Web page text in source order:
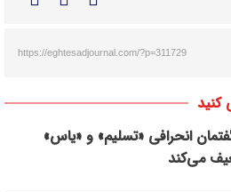
https://eghtesadjournal.com/?p=311729
انحرافی «تسلیم» و «یاس»
می‌کند